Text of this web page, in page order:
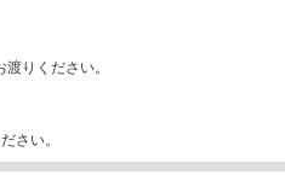
りください。
さい。